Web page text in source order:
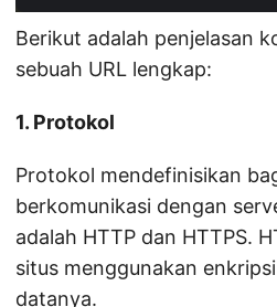
Berikut adalah penjelasan
sebuah URL lengkap:
1. Protokol
Protokol mendefinisikan
berkomunikasi dengan
adalah HTTP dan HTTPS.
situs menggunakan
datanya.